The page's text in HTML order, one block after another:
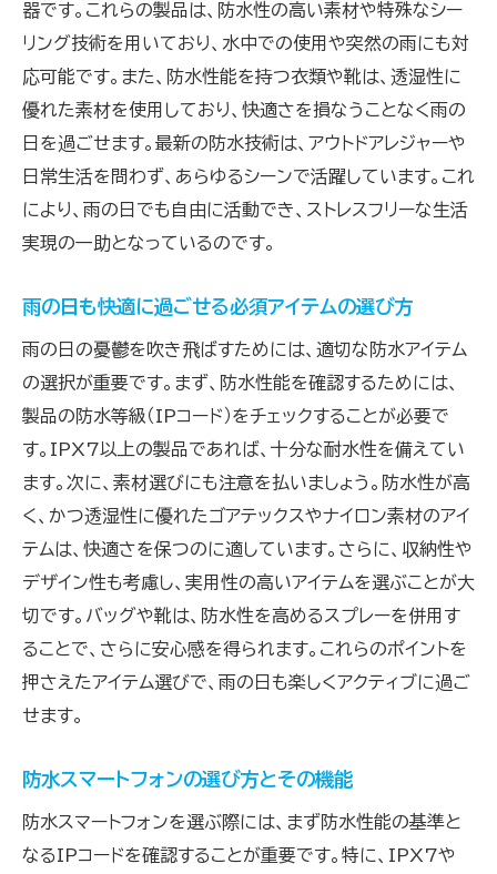
防水アイテムのメンテナンス方法
防水アイテムで室内を快適に保つコツ
防水機能付きガジェットで安心の暮らし
防水技術を活用したエコロジカルな生活
防水スマートフォンからバッグまで最新防水アイテ
ムを紹介
最新防水スマートフォンの特徴と選び方
防水スピーカーの魅力と活用シーン
雨の日に役立つ防水レインウェアの選択
防水アクセサリで雨の日も安心
実用性とデザインが融合した防水アイテム
雨でも楽しめる！防水スピーカーとレインコートの
魅力
防水スピーカーの選び方とおすすめモデル
防水レインコートのスタイルと機能性
アウトドアで活躍する防水アイテム
防水スピーカーで音楽を楽しむコツ
ファッション性を兼ね備えた防水レインコート
防水製品で日常を豊かに！雨の日のおすすめアイ
器です。これらの製品は、防水性の高い素材や特殊なシー
リング技術を用いており、水中での使用や突然の雨にも対
応可能です。また、防水性能を持つ衣類や靴は、透湿性に
優れた素材を使用しており、快適さを損なうことなく雨の
日を過ごせます。最新の防水技術は、アウトドアレジャーや
日常生活を問わず、あらゆるシーンで活躍しています。これ
により、雨の日でも自由に活動でき、ストレスフリーな生活
実現の一助となっているのです。
雨の日も快適に過ごせる必須アイテムの選び方
雨の日の憂鬱を吹き飛ばすためには、適切な防水アイテム
の選択が重要です。まず、防水性能を確認するためには、
製品の防水等級（IPコード）をチェックすることが必要で
す。IPX7以上の製品であれば、十分な耐水性を備えてい
ます。次に、素材選びにも注意を払いましょう。防水性が高
く、かつ透湿性に優れたゴアテックスやナイロン素材のアイ
テムは、快適さを保つのに適しています。さらに、収納性や
デザイン性も考慮し、実用性の高いアイテムを選ぶことが大
切です。バッグや靴は、防水性を高めるスプレーを併用す
ることで、さらに安心感を得られます。これらのポイントを
押さえたアイテム選びで、雨の日も楽しくアクティブに過ご
せます。
防水スマートフォンの選び方とその機能
防水スマートフォンを選ぶ際には、まず防水性能の基準と
なるIPコードを確認することが重要です。特に、IPX7や